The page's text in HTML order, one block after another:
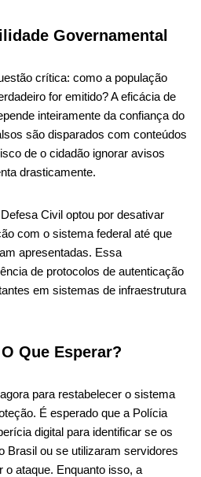
Governamental
crítica: como a população
for emitido? A eficácia de
inteiramente da confiança do
são disparados com conteúdos
de o cidadão ignorar avisos
drasticamente.
Civil optou por desativar
com o sistema federal até que
apresentadas. Essa
de protocolos de autenticação
em sistemas de infraestrutura
Que Esperar?
para restabelecer o sistema
É esperado que a Polícia
digital para identificar se os
Brasil ou se utilizaram servidores
ataque. Enquanto isso, a